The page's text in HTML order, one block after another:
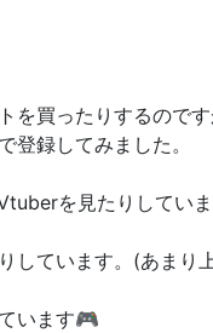
を買ったりするので
登録してみました。
を見たりしてい
しています。(あまり
います🎮